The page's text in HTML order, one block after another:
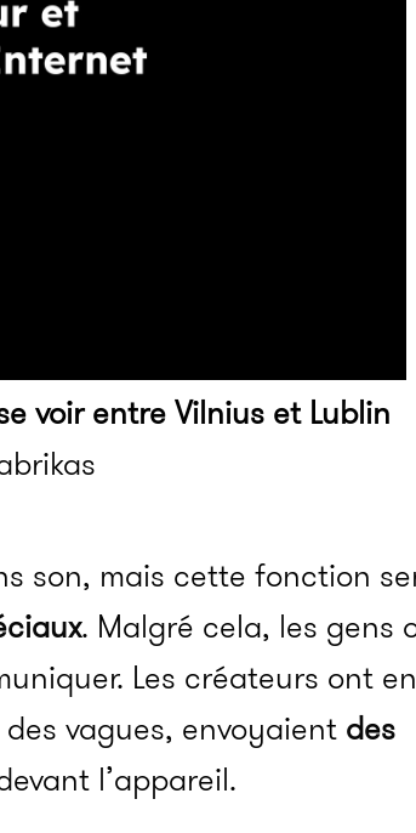
voir entre Vilnius et Lublin
son, mais cette fonction
. Malgré cela, les gens
Les créateurs ont en
vagues, envoyaient des
l’appareil.